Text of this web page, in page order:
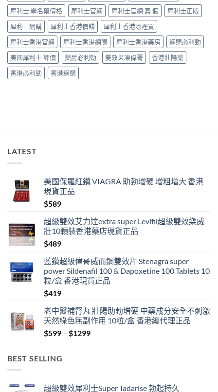
藥
師：
九
成
「冇
效」
投
訴，
其
實
掂〉
犀利士 學名藥價格
犀利士官網 犀利士官網 真 假
犀利士正版
犀利士網購
犀利士香港價錢
犀利士香港哪裡買
犀利士香港官網
犀利士香港網購 犀利士香港藥房
網購必利勁
美國犀利士 評價
藥房必利勁 雙效果凍偉哥
香港壯陽藥
香港必利勁
香港網購
LATEST
美國保羅紅鑽 VIAGRA 助勃增硬 增粗增大 香港
現貨正品
$589
超級雙效艾力達extra super Levifil超級雙效樂威
壯10顆裝香港藥店現貨正品
$489
藍鑽超級偉哥威而鋼雙效片 Stenagra super
power Sildenafil 100 & Dapoxetine 100 Tablets 10
粒/盒 香港現貨正品
$419
老中醫補腎丸 壯陽助勃增硬 中藥成分安全不刺激
天然綠色無副作用 10粒/盒 香港總代理正品
$599 – $1299Price
BEST SELLING
超級雙效犀利士Super Tadarise 勃起持久